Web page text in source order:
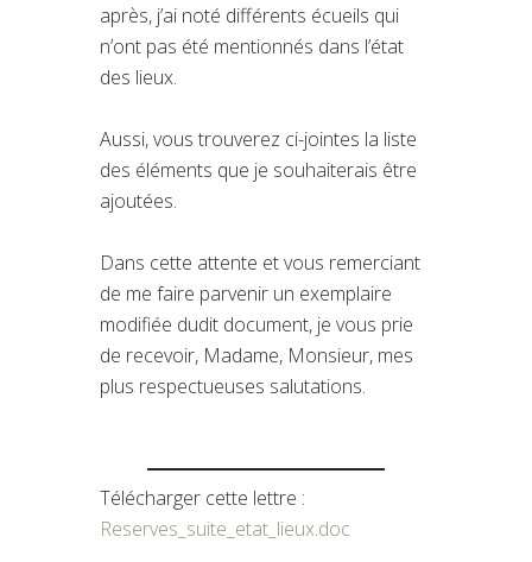
après, j’ai noté différents écueils qui
n’ont pas été mentionnés dans l’état
des lieux.
Aussi, vous trouverez ci-jointes la liste
des éléments que je souhaiterais être
ajoutées.
Dans cette attente et vous remerciant
de me faire parvenir un exemplaire
modifiée dudit document, je vous prie
de recevoir, Madame, Monsieur, mes
plus respectueuses salutations.
Télécharger cette lettre :
Reserves_suite_etat_lieux.doc